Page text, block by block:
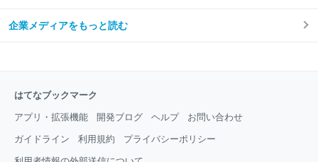
企業メディアをもっと読む
はてなブックマーク
アプリ・拡張機能 開発ブログ ヘルプ お問い合わせ
ガイドライン 利用規約 プライバシーポリシー